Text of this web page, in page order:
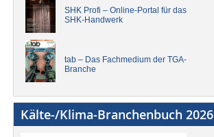
SHK Profi – Online-Portal für das
SHK-Handwerk
tab – Das Fachmedium der TGA-
Branche
Kälte-/Klima-Branchenbuch 2026